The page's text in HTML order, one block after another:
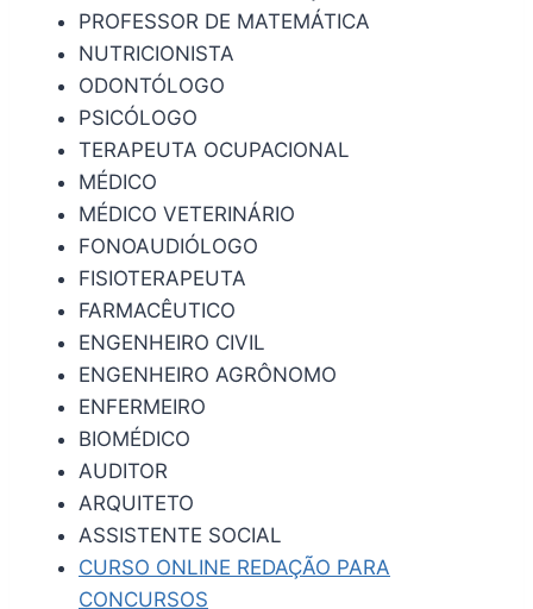
PROFESSOR DE MATEMÁTICA
NUTRICIONISTA
ODONTÓLOGO
PSICÓLOGO
TERAPEUTA OCUPACIONAL
MÉDICO
MÉDICO VETERINÁRIO
FONOAUDIÓLOGO
FISIOTERAPEUTA
FARMACÊUTICO
ENGENHEIRO CIVIL
ENGENHEIRO AGRÔNOMO
ENFERMEIRO
BIOMÉDICO
AUDITOR
ARQUITETO
ASSISTENTE SOCIAL
CURSO ONLINE REDAÇÃO PARA
CONCURSOS